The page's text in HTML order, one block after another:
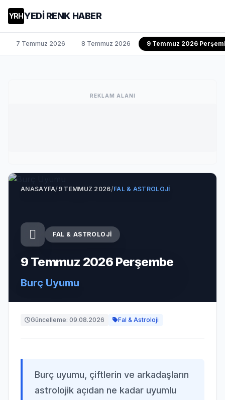
YRHYEDİ RENK HABER
7 Temmuz 2026 8 Temmuz 2026 9 Temmuz 2026
REKLAM ALANI
ANASAYFA/9 TEMMUZ 2026/FAL & ASTROLOJI
FAL & ASTROLOJI
9 Temmuz 2026 Perşembe
Burç Uyumu
Güncelleme: 09.08.2026 Fal & Astroloji
Burç uyumu, çiftlerin ve arkadaşların
astrolojik açıdan ne kadar uyumlu